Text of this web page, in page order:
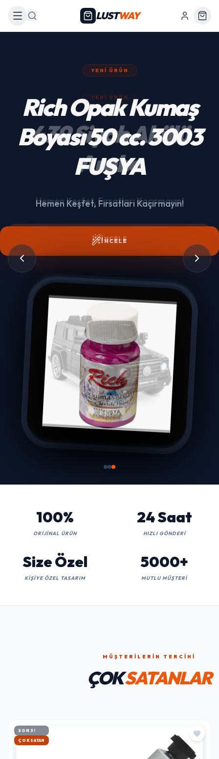
Arama LUSTWAY
439 Siyah Akülü
Araba
İNCELE
100%
ORIJINAL ÜRÜN
24 Saat
HIZLI GÖNDERI
Size Özel
KIŞIYE ÖZEL TASARIM
5000+
MUTLU MÜŞTERI
MÜŞTERILERIN TERCIHI
ÇOKSATANLAR
SON 3!
HIZLI KARGO